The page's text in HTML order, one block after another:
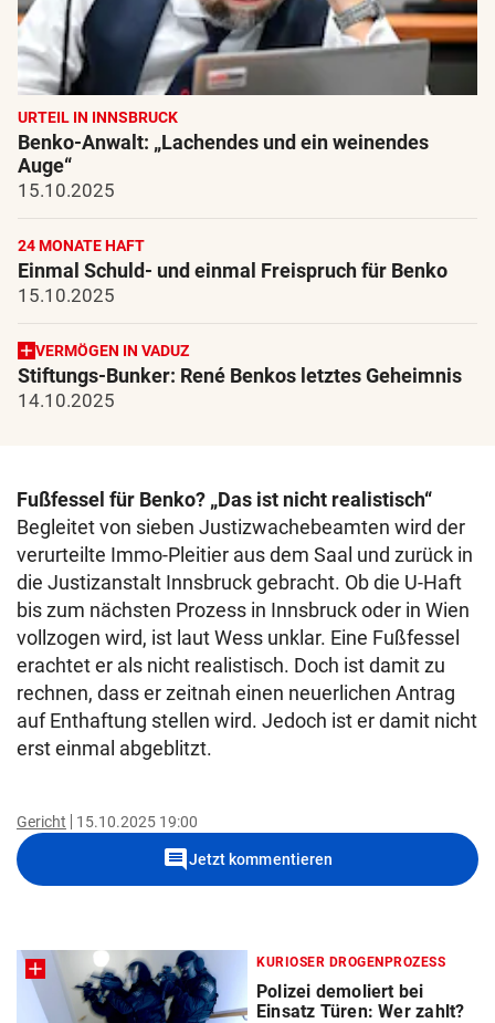
URTEIL IN INNSBRUCK
Benko-Anwalt: „Lachendes und ein weinendes
Auge“
15.10.2025
24 MONATE HAFT
Einmal Schuld- und einmal Freispruch für Benko
15.10.2025
VERMÖGEN IN VADUZ
Stiftungs-Bunker: René Benkos letztes Geheimnis
14.10.2025
Fußfessel für Benko? „Das ist nicht realistisch“
Begleitet von sieben Justizwachebeamten wird der
verurteilte Immo-Pleitier aus dem Saal und zurück in
die Justizanstalt Innsbruck gebracht. Ob die U-Haft
bis zum nächsten Prozess in Innsbruck oder in Wien
vollzogen wird, ist laut Wess unklar. Eine Fußfessel
erachtet er als nicht realistisch. Doch ist damit zu
rechnen, dass er zeitnah einen neuerlichen Antrag
auf Enthaftung stellen wird. Jedoch ist er damit nicht
erst einmal abgeblitzt.
Gericht 15.10.2025 19:00
commentJetzt kommentieren
KURIOSER DROGENPROZESS
Polizei demoliert bei
Einsatz Türen: Wer zahlt?